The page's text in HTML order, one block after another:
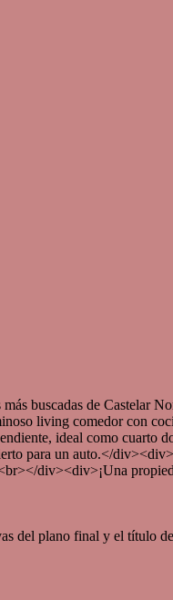
buscadas de Castelar
living comedor con
ideal como cuarto
para un auto.</
div><div>¡Una
del plano final y el título